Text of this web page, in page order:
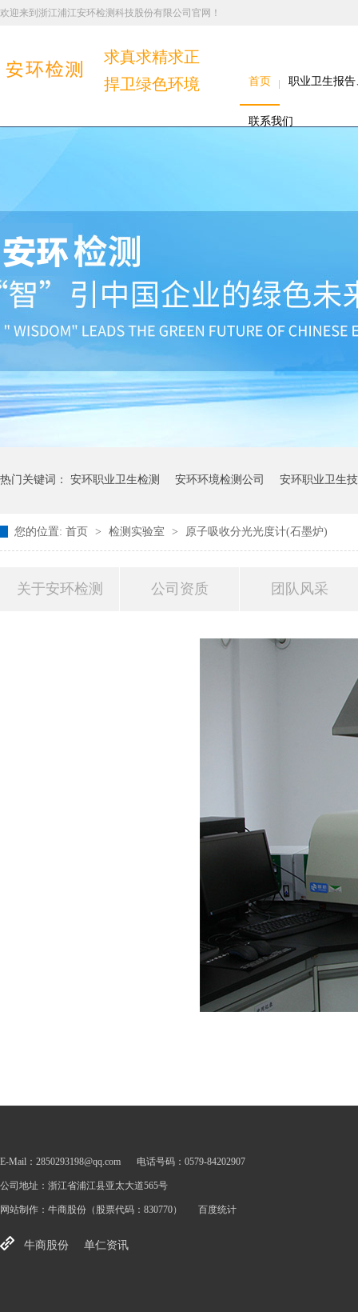
欢迎来到浙江浦江安环检测科技股份有限公司官网！
求真求精求正
捍卫绿色环境
首页 职业卫生报
联系我们
热门关键词： 安环职业卫生检测 安环环境检测公司 安环职业卫生
您的位置: 首页 > 检测实验室 > 原子吸收分光光度计(石墨炉)
关于安环检测 公司资质 团队风采
E-Mail：2850293198@qq.com 电话号码：0579-84202907
公司地址：浙江省浦江县亚太大道565号
网站制作： 牛商股份 （股票代码：830770） 百度统计
牛商股份 单仁资讯